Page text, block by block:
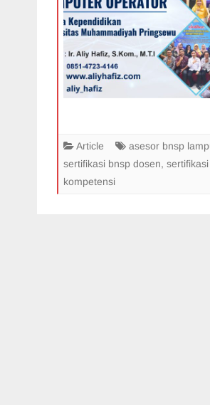
Article asesor bnsp
sertifikasi bnsp dosen,
kompetensi